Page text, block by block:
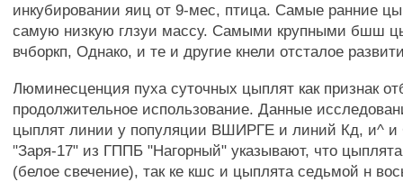
инкубировании яиц от 9-мес, птица. Самые ранние
самую низкую глзуи массу. Самыми крупными бшш
вчборкп, Однако, и те и другие кнели отсталое
Люминесценция пуха суточных цыплят как признак
продолжительное использование. Данные
цыплят линии у популяции ВШИРГЕ и линий Кд, и^ и
"Заря-17" из ГППБ "Нагорный" указывают, что
(белое свечение), так ке кшс и цыплята седьмой н